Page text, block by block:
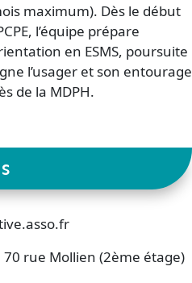
maximum). Dès le début
l’équipe prépare
en ESMS, poursuite
l’usager et son entourage
de la MDPH.
70 rue Mollien (2ème étage)